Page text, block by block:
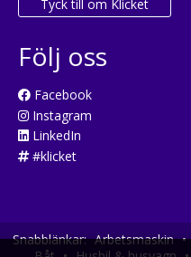
Tyck till om Klicket
Följ oss
Facebook
Instagram
LinkedIn
#klicket
Snabblänkar: Arbetsmaskin •